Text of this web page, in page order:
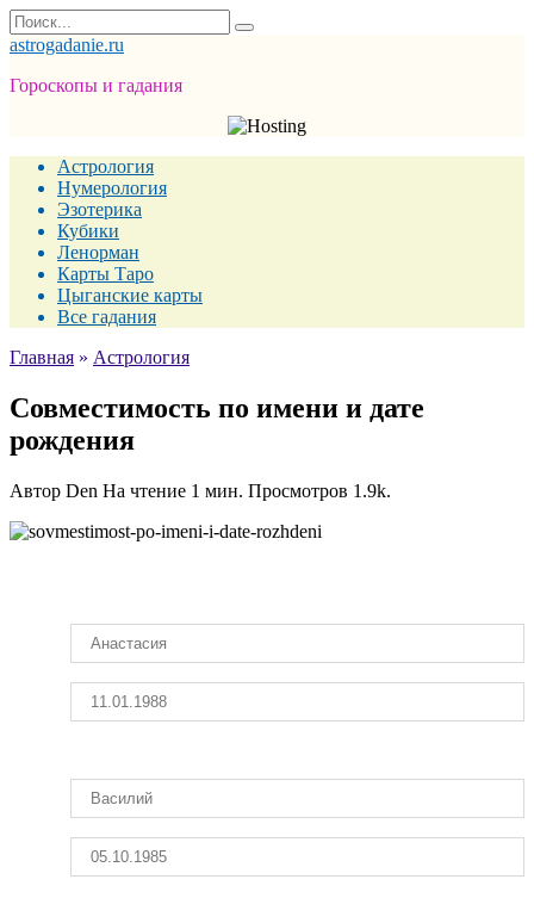
Перейти
к
содержанию
Search
for:
astrogadanie.ru
Гороскопы и гадания
Астрология
Нумерология
Эзотерика
Кубики
Ленорман
Карты Таро
Цыганские карты
Все гадания
Главная » Астрология
Совместимость по имени и дате
рождения
Автор Den На чтение 1 мин. Просмотров 1.9k.